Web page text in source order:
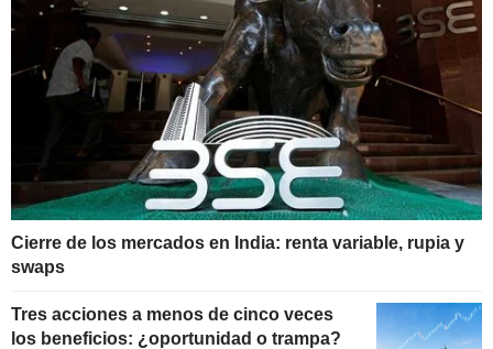
Cierre de los mercados en India: renta variable, rupia y
swaps
Tres acciones a menos de cinco veces
los beneficios: ¿oportunidad o trampa?